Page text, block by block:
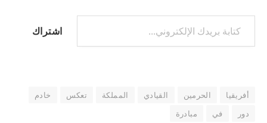
كتابة بريدك الإلكتروني...
اشتراك
أفريقيا الحرمين القيادي المملكة تعكس
خادم
دور
في مبادرة